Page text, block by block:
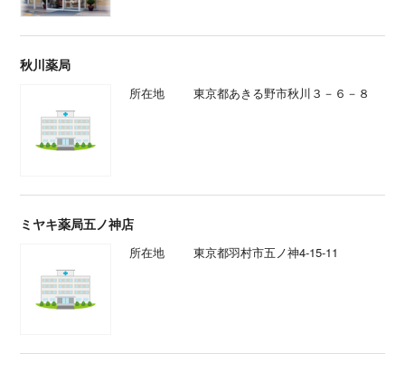
秋川薬局
所在地 東京都あきる野市秋川３－６－８
ミヤキ薬局五ノ神店
所在地 東京都羽村市五ノ神4-15-11